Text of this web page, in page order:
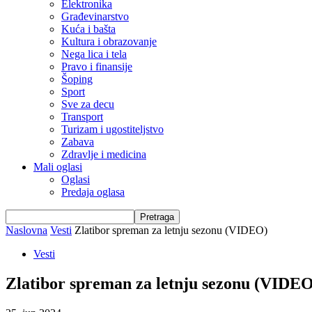
Elektronika
Građevinarstvo
Kuća i bašta
Kultura i obrazovanje
Nega lica i tela
Pravo i finansije
Šoping
Sport
Sve za decu
Transport
Turizam i ugostiteljstvo
Zabava
Zdravlje i medicina
Mali oglasi
Oglasi
Predaja oglasa
Naslovna Vesti Zlatibor spreman za letnju sezonu (VIDEO)
Vesti
Zlatibor spreman za letnju sezonu